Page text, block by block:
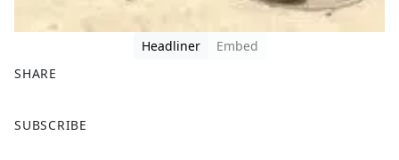
Headliner
Embed
SHARE
a
SUBSCRIBE